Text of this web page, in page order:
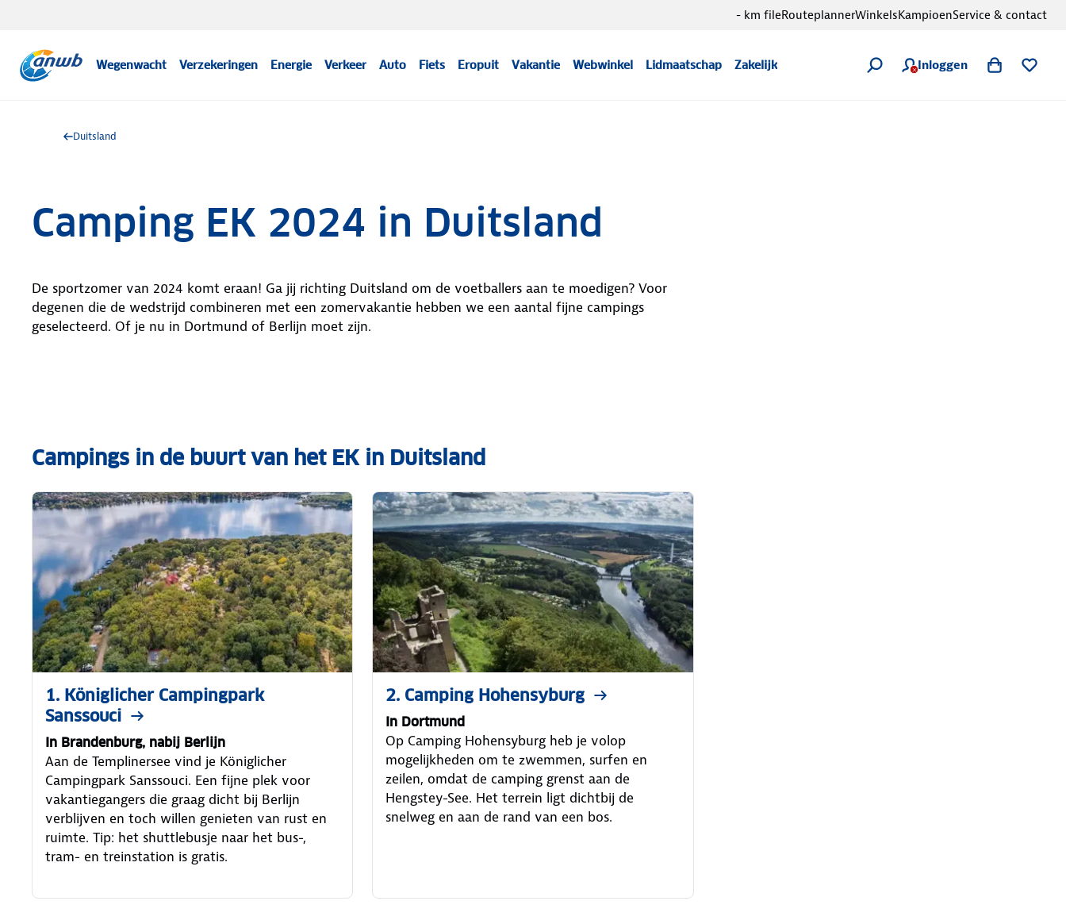
Wegenwacht Verzekeringen Energie Verkeer Auto Fiets Eropuit Vakantie Webwinkel Lidmaatschap Zakelijk Inloggen
- km fileRouteplannerWinkelsKampioenService & contact
Duitsland
Camping EK 2024 in Duitsland
De sportzomer van 2024 komt eraan! Ga jij richting Duitsland om de voetballers aan te moedigen? Voor
degenen die de wedstrijd combineren met een zomervakantie hebben we een aantal fijne campings
geselecteerd. Of je nu in Dortmund of Berlijn moet zijn.
Campings in de buurt van het EK in Duitsland
1. Königlicher Campingpark
Sanssouci
In Brandenburg, nabij Berlijn
Aan de Templinersee vind je Königlicher
Campingpark Sanssouci. Een fijne plek voor
vakantiegangers die graag dicht bij Berlijn
verblijven en toch willen genieten van rust en
ruimte. Tip: het shuttlebusje naar het bus-,
tram- en treinstation is gratis.
2. Camping Hohensyburg
In Dortmund
Op Camping Hohensyburg heb je volop
mogelijkheden om te zwemmen, surfen en
zeilen, omdat de camping grenst aan de
Hengstey-See. Het terrein ligt dichtbij de
snelweg en aan de rand van een bos.